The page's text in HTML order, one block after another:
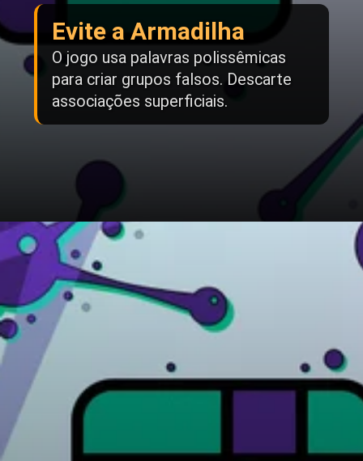
Evite a Armadilha
O jogo usa palavras polissêmicas
para criar grupos falsos. Descarte
associações superficiais.